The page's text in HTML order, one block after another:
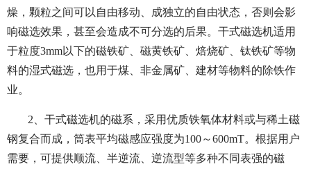
燥，颗粒之间可以自由移动、成独立的自由状态，否则会影
响磁选效果，甚至会造成不可分选的后果。干式磁选机适用
于粒度3mm以下的磁铁矿、磁黄铁矿、焙烧矿、钛铁矿等物
料的湿式磁选，也用于煤、非金属矿、建材等物料的除铁作
业。
2、干式磁选机的磁系，采用优质铁氧体材料或与稀土磁
钢复合而成，筒表平均磁感应强度为100～600mT。根据用户
需要，可提供顺流、半逆流、逆流型等多种不同表强的磁